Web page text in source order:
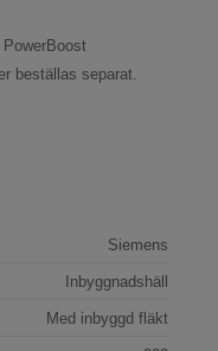
beställas separat.
Siemens
Inbyggnadshäll
Med inbyggd fläkt